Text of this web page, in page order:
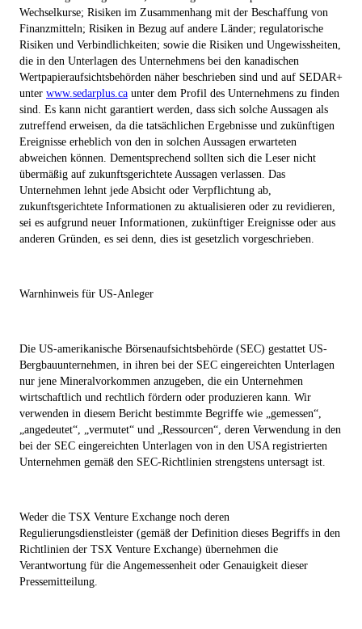
Wechselkurse; Risiken im Zusammenhang mit der Beschaffung von
Finanzmitteln; Risiken in Bezug auf andere Länder; regulatorische
Risiken und Verbindlichkeiten; sowie die Risiken und Ungewissheiten,
die in den Unterlagen des Unternehmens bei den kanadischen
Wertpapieraufsichtsbehörden näher beschrieben sind und auf SEDAR+
unter www.sedarplus.ca unter dem Profil des Unternehmens zu finden
sind. Es kann nicht garantiert werden, dass sich solche Aussagen als
zutreffend erweisen, da die tatsächlichen Ergebnisse und zukünftigen
Ereignisse erheblich von den in solchen Aussagen erwarteten
abweichen können. Dementsprechend sollten sich die Leser nicht
übermäßig auf zukunftsgerichtete Aussagen verlassen. Das
Unternehmen lehnt jede Absicht oder Verpflichtung ab,
zukunftsgerichtete Informationen zu aktualisieren oder zu revidieren,
sei es aufgrund neuer Informationen, zukünftiger Ereignisse oder aus
anderen Gründen, es sei denn, dies ist gesetzlich vorgeschrieben.
Warnhinweis für US-Anleger
Die US-amerikanische Börsenaufsichtsbehörde (SEC) gestattet US-
Bergbauunternehmen, in ihren bei der SEC eingereichten Unterlagen
nur jene Mineralvorkommen anzugeben, die ein Unternehmen
wirtschaftlich und rechtlich fördern oder produzieren kann. Wir
verwenden in diesem Bericht bestimmte Begriffe wie „gemessen“,
„angedeutet“, „vermutet“ und „Ressourcen“, deren Verwendung in den
bei der SEC eingereichten Unterlagen von in den USA registrierten
Unternehmen gemäß den SEC-Richtlinien strengstens untersagt ist.
Weder die TSX Venture Exchange noch deren
Regulierungsdienstleister (gemäß der Definition dieses Begriffs in den
Richtlinien der TSX Venture Exchange) übernehmen die
Verantwortung für die Angemessenheit oder Genauigkeit dieser
Pressemitteilung.